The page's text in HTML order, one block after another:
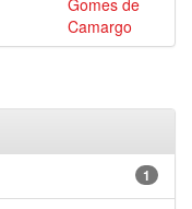
Gomes de
Camargo
1